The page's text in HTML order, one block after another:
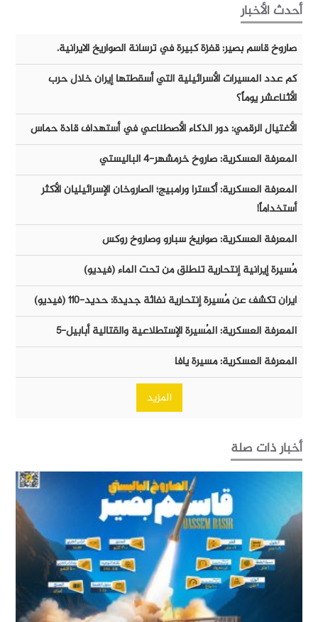
أحدث الأخبار
صاروخ قاسم بصير: قفزة كبيرة في ترسانة الصواريخ الايرانية.
كم عدد المسيرات الأسرائيلية التي أسقطتها إيران خلال حرب
الأثناعشر يوماً؟
الأغتيال الرقمي: دور الذكاء الأصطناعي في أستهداف قادة حماس
المعرفة العسكرية: صاروخ خرمشهر-٤ الباليستي
المعرفة العسكرية: أكسترا ورامبيج؛ الصاروخان الإسرائيليان الأكثر
أستخداماً!
المعرفة العسكرية: صواريخ سبارو وصاروخ روكس
مُسيرة إيرانية إنتحارية تنطلق من تحت الماء (فيديو)
ايران تكشف عن مُسيرة إنتحارية نفاثة جديدة: حديد-١١٠ (فيديو)
المعرفة العسكرية: المُسيرة الإستطلاعية والقتالية أبابيل-٥
المعرفة العسكرية: مسيرة يافا
المزيد
أخبار ذات صلة